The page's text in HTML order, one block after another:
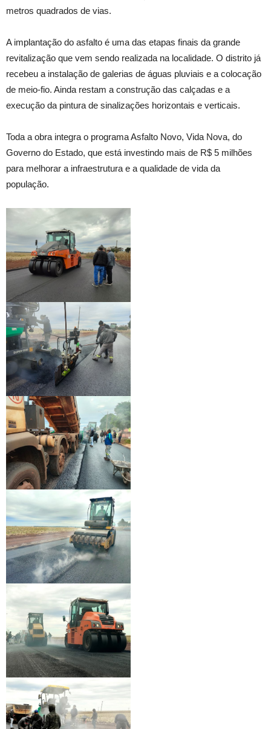
metros quadrados de vias.
A implantação do asfalto é uma das etapas finais da grande
revitalização que vem sendo realizada na localidade. O distrito já
recebeu a instalação de galerias de águas pluviais e a colocação
de meio-fio. Ainda restam a construção das calçadas e a
execução da pintura de sinalizações horizontais e verticais.
Toda a obra integra o programa Asfalto Novo, Vida Nova, do
Governo do Estado, que está investindo mais de R$ 5 milhões
para melhorar a infraestrutura e a qualidade de vida da
população.